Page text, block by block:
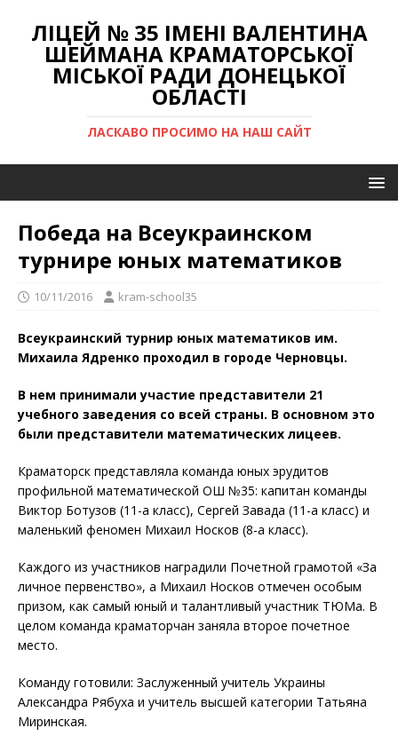
ЛІЦЕЙ № 35 ІМЕНІ ВАЛЕНТИНА
ШЕЙМАНА КРАМАТОРСЬКОЇ
МІСЬКОЇ РАДИ ДОНЕЦЬКОЇ
ОБЛАСТІ
ЛАСКАВО ПРОСИМО НА НАШ САЙТ
Победа на Всеукраинском
турнире юных математиков
10/11/2016 kram-school35
Всеукраинский турнир юных математиков им.
Михаила Ядренко проходил в городе Черновцы.
В нем принимали участие представители 21
учебного заведения со всей страны. В основном это
были представители математических лицеев.
Краматорск представляла команда юных эрудитов
профильной математической ОШ №35: капитан команды
Виктор Ботузов (11-а класс), Сергей Завада (11-а класс) и
маленький феномен Михаил Носков (8-а класс).
Каждого из участников наградили Почетной грамотой «За
личное первенство», а Михаил Носков отмечен особым
призом, как самый юный и талантливый участник ТЮМа. В
целом команда краматорчан заняла второе почетное
место.
Команду готовили: Заслуженный учитель Украины
Александра Рябуха и учитель высшей категории Татьяна
Миринская.